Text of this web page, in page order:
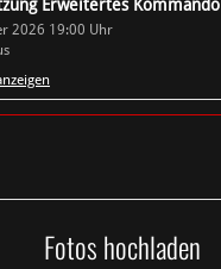
Erweitertes Kommando
2026 19:00 Uhr
Fotos hochladen